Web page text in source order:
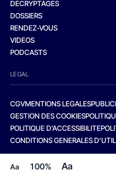
Aa 100% Aa
DECRYPTAGES
DOSSIERS
RENDEZ-VOUS
VIDEOS
PODCASTS
LEGAL
CGVMENTIONS LEGALES
GESTION DES COOKIES
POLITIQUE D’ACCESSIBILITE
CONDITIONS GENERALES